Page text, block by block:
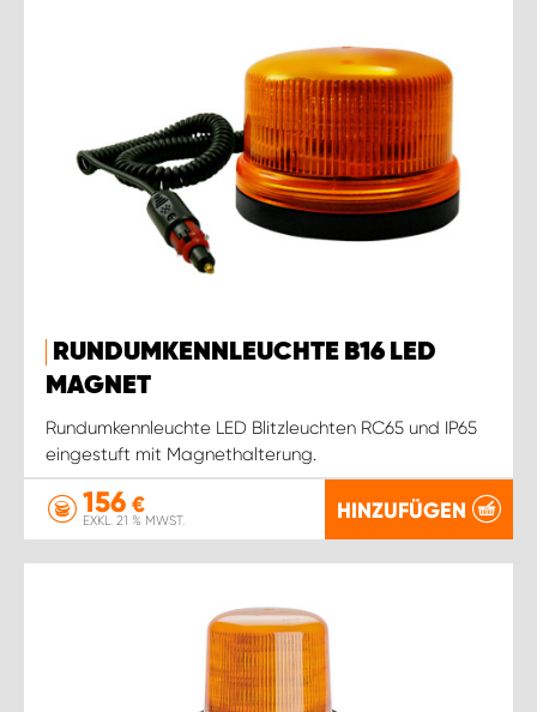
RUNDUMKENNLEUCHTE B16 LED
MAGNET
Rundumkennleuchte LED Blitzleuchten RC65 und IP65
eingestuft mit Magnethalterung.
156 €
EXKL. 21 % MWST. HINZUFÜGEN